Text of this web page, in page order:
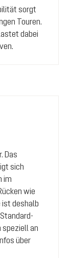
sorgt
Touren.
dabei
Das
sich
im
wie
ist deshalb
speziell an
über